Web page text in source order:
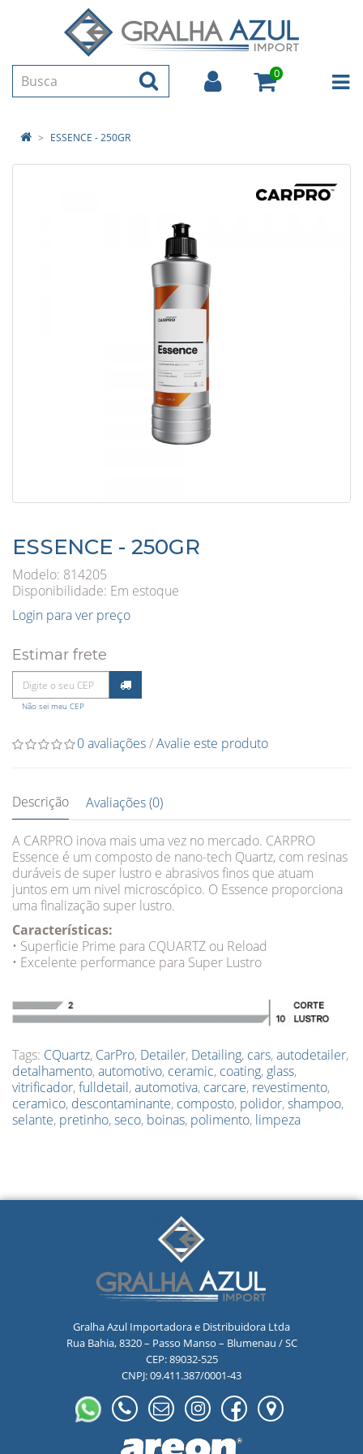
0
ESSENCE - 250GR
ESSENCE - 250GR
Modelo: 814205
Disponibilidade: Em estoque
Login para ver preço
Estimar frete
Não sei meu CEP
0 avaliações/Avalie este produto
Descrição Avaliações (0)
A CARPRO inova mais uma vez no mercado. CARPRO
Essence é um composto de nano-tech Quartz, com resinas
duráveis de super lustro e abrasivos finos que atuam
juntos em um nivel microscópico. O Essence proporciona
uma finalização super lustro.
Características:
• Superficie Prime para CQUARTZ ou Reload
• Excelente performance para Super Lustro
Tags: CQuartz, CarPro, Detailer, Detailing, cars,autodetailer,
detalhamento,automotivo, ceramic, coating, glass,
vitrificador,fulldetail,automotiva, carcare, revestimento,
ceramico, descontaminante, composto, polidor,shampoo,
selante, pretinho,seco, boinas, polimento, limpeza
Gralha Azul Importadora e Distribuidora Ltda
Rua Bahia, 8320 – Passo Manso – Blumenau / SC
CEP: 89032-525
CNPJ: 09.411.387/0001-43